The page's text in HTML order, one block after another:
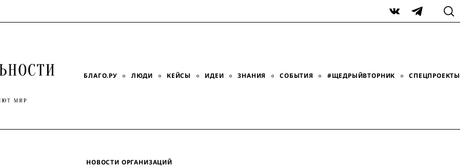
VK Telegram
БЛАГО.РУ ЛЮДИ КЕЙСЫ ИДЕИ ЗНАНИЯ СОБЫТИЯ #ЩЕДРЫЙВТОРНИК СПЕЦПРОЕКТЫ
НОВОСТИ ОРГАНИЗАЦИЙ